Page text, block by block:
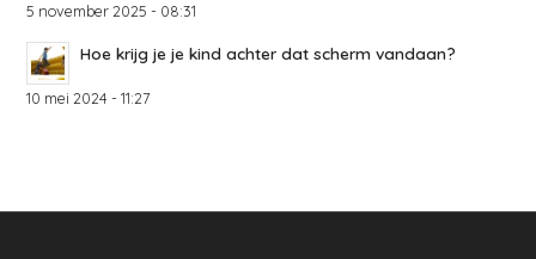
5 november 2025 - 08:31
Hoe krijg je je kind achter dat scherm vandaan?
10 mei 2024 - 11:27